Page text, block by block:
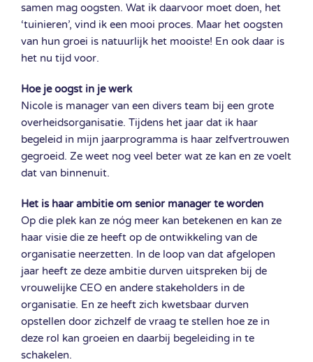
samen mag oogsten. Wat ik daarvoor moet doen, het
‘tuinieren’, vind ik een mooi proces. Maar het oogsten
van hun groei is natuurlijk het mooiste! En ook daar is
het nu tijd voor.
Hoe je oogst in je werk
Nicole is manager van een divers team bij een grote
overheidsorganisatie. Tijdens het jaar dat ik haar
begeleid in mijn jaarprogramma is haar zelfvertrouwen
gegroeid. Ze weet nog veel beter wat ze kan en ze voelt
dat van binnenuit.
Het is haar ambitie om senior manager te worden
Op die plek kan ze nóg meer kan betekenen en kan ze
haar visie die ze heeft op de ontwikkeling van de
organisatie neerzetten. In de loop van dat afgelopen
jaar heeft ze deze ambitie durven uitspreken bij de
vrouwelijke CEO en andere stakeholders in de
organisatie. En ze heeft zich kwetsbaar durven
opstellen door zichzelf de vraag te stellen hoe ze in
deze rol kan groeien en daarbij begeleiding in te
schakelen.